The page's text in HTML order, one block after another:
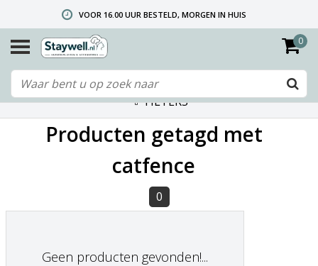
VOOR 16.00 UUR BESTELD, MORGEN IN HUIS
GRATIS VERZENDING VANAF € 40,- (ALLEEN NEDERLAND)
TELEFONISCHE HELPDESK 010 492 02 35 (LET OP: WIJ ZIJN NIET DE FABRIKANT! ZIE KLANTENSERVICE-INFO)
0
FILTERS
Producten getagd met
catfence
0
Geen producten gevonden!...